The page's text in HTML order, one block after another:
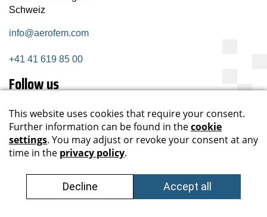
Schweiz
info@aerofem.com
+41 41 619 85 00
Follow us
Subscribe newsletter
Register now